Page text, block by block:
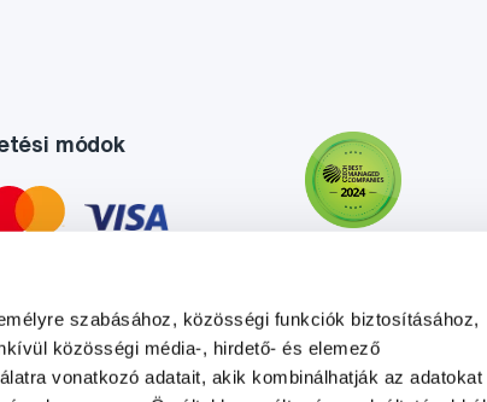
szabásához, közösségi funkciók biztosításához,
közösségi média-, hirdető- és elemező
vonatkozó adatait, akik kombinálhatják az adatokat
módok